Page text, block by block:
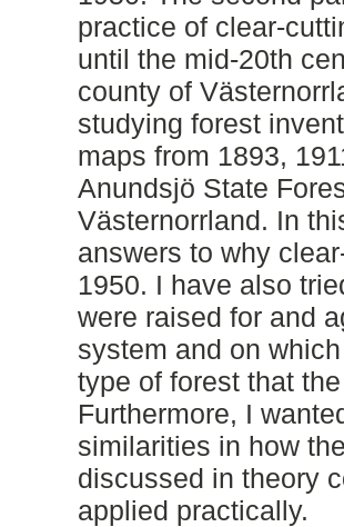
practice of clear-
until the mid-20th
county of
studying forest
maps from 1893,
Anundsjö State
Västernorrland. In
answers to why
1950. I have also
were raised for and
system and on
type of forest that
Furthermore, I
similarities in how
discussed in theory
applied practically.